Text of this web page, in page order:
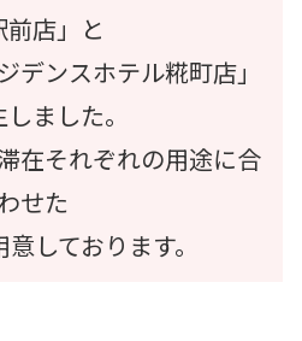
前店」と
デンスホテル糀町店」
ました。
在それぞれの用途に合
せた
しております。